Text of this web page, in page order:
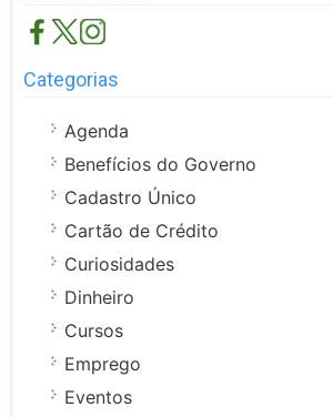
Categorias
Agenda
Benefícios do Governo
Cadastro Único
Cartão de Crédito
Curiosidades
Dinheiro
Cursos
Emprego
Eventos